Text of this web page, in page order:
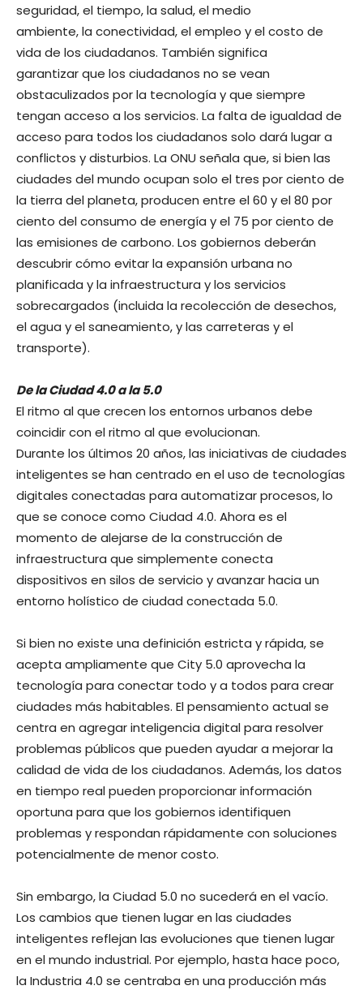
seguridad, el tiempo, la salud, el medio
ambiente, la conectividad, el empleo y el costo de
vida de los ciudadanos. También significa
garantizar que los ciudadanos no se vean
obstaculizados por la tecnología y que siempre
tengan acceso a los servicios. La falta de igualdad de
acceso para todos los ciudadanos solo dará lugar a
conflictos y disturbios. La ONU señala que, si bien las
ciudades del mundo ocupan solo el tres por ciento de
la tierra del planeta, producen entre el 60 y el 80 por
ciento del consumo de energía y el 75 por ciento de
las emisiones de carbono. Los gobiernos deberán
descubrir cómo evitar la expansión urbana no
planificada y la infraestructura y los servicios
sobrecargados (incluida la recolección de desechos,
el agua y el saneamiento, y las carreteras y el
transporte).
De la Ciudad 4.0 a la 5.0
El ritmo al que crecen los entornos urbanos debe
coincidir con el ritmo al que evolucionan.
Durante los últimos 20 años, las iniciativas de ciudades
inteligentes se han centrado en el uso de tecnologías
digitales conectadas para automatizar procesos, lo
que se conoce como Ciudad 4.0. Ahora es el
momento de alejarse de la construcción de
infraestructura que simplemente conecta
dispositivos en silos de servicio y avanzar hacia un
entorno holístico de ciudad conectada 5.0.
Si bien no existe una definición estricta y rápida, se
acepta ampliamente que City 5.0 aprovecha la
tecnología para conectar todo y a todos para crear
ciudades más habitables. El pensamiento actual se
centra en agregar inteligencia digital para resolver
problemas públicos que pueden ayudar a mejorar la
calidad de vida de los ciudadanos. Además, los datos
en tiempo real pueden proporcionar información
oportuna para que los gobiernos identifiquen
problemas y respondan rápidamente con soluciones
potencialmente de menor costo.
Sin embargo, la Ciudad 5.0 no sucederá en el vacío.
Los cambios que tienen lugar en las ciudades
inteligentes reflejan las evoluciones que tienen lugar
en el mundo industrial. Por ejemplo, hasta hace poco,
la Industria 4.0 se centraba en una producción más